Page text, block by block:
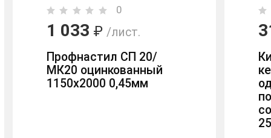
0
1 033 ₽ /лист.
Профнастил СП 20/
МК20 оцинкованный
1150х2000 0,45мм